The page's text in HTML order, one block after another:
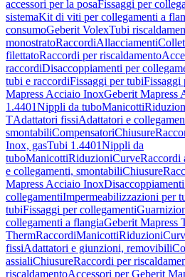
accessori per la posaFissaggi per
sistemaKit di viti per collegamenti a
consumoGeberit VolexTubi
monostratoRaccordiAllacciamenti
filettatoRaccordi per riscaldamento
raccordiDisaccoppiamenti per
tubi e raccordiFissaggi per tubiFissaggi
Mapress Acciaio InoxGeberit Mapress
1.4401Nippli da tuboManicotti
TAdattatori fissiAdattatori e
smontabiliCompensatoriChiusure
Inox, gasTubi 1.4401Nippli da
tuboManicottiRiduzioniCurveRaccordi
e collegamenti, smontabiliChiusure
Mapress Acciaio Inox
collegamentiImpermeabilizzazioni per
tubiFissaggi per collegamenti
collegamenti a flangiaGeberit Mapress
ThermRaccordiManicottiRiduzioni
fissiAdattatori e giunzioni, removibili
assialiChiusureRaccordi per
riscaldamentoAccessori per Geberit